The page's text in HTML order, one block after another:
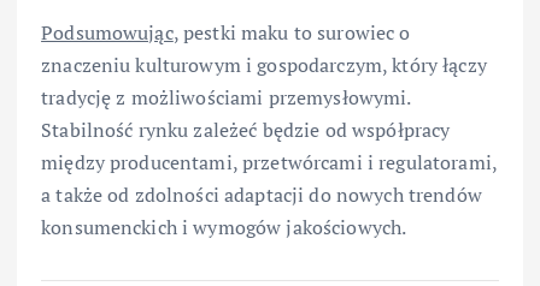
Podsumowując, pestki maku to surowiec o
znaczeniu kulturowym i gospodarczym, który łączy
tradycję z możliwościami przemysłowymi.
Stabilność rynku zależeć będzie od współpracy
między producentami, przetwórcami i regulatorami,
a także od zdolności adaptacji do nowych trendów
konsumenckich i wymogów jakościowych.